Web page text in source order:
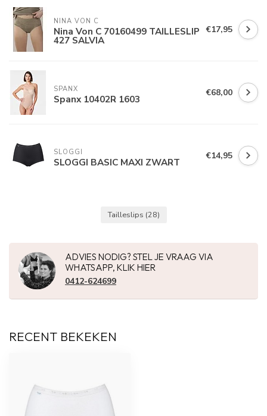
NINA VON C
Nina Von C 70160499 TAILLESLIP
427 SALVIA
€17,95
SPANX
Spanx 10402R 1603 €68,00
SLOGGI
SLOGGI BASIC MAXI ZWART €14,95
Tailleslips (28)
ADVIES NODIG? STEL JE VRAAG VIA
WHATSAPP, KLIK HIER
0412-624699
RECENT BEKEKEN